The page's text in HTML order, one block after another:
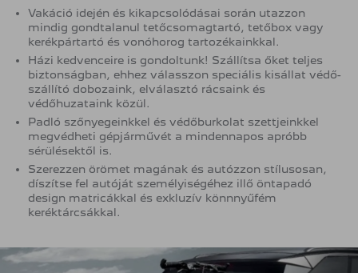
Vakáció idején és kikapcsolódásai során utazzon
mindig gondtalanul tetőcsomagtartó, tetőbox vagy
kerékpártartó és vonóhorog tartozékainkkal.
Házi kedvenceire is gondoltunk! Szállítsa őket teljes
biztonságban, ehhez válasszon speciális kisállat védő-
szállító dobozaink, elválasztó rácsaink és
védőhuzataink közül.
Padló szőnyegeinkkel és védőburkolat szettjeinkkel
megvédheti gépjárművét a mindennapos apróbb
sérülésektől is.
Szerezzen örömet magának és autózzon stílusosan,
díszítse fel autóját személyiségéhez illő öntapadó
design matricákkal és exkluzív könnnyűfém
keréktárcsákkal.